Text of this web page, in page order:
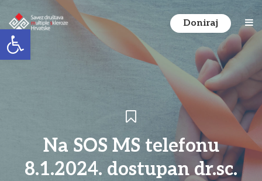
Open toolbar
Doniraj
Na SOS MS telefonu
8.1.2024. dostupan dr.sc.